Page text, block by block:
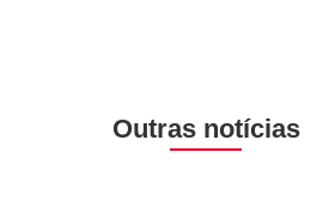
Outras notícias